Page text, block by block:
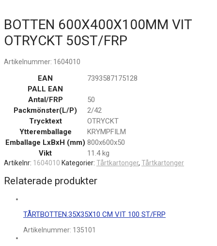
BOTTEN 600X400X100MM VIT
OTRYCKT 50ST/FRP
Artikelnummer: 1604010
EAN
7393587175128
PALL EAN
Antal/FRP
50
Packmönster(L/P)
2/42
Trycktext
OTRYCKT
Ytteremballage
KRYMPFILM
Emballage LxBxH (mm) 800x600x50
Vikt
11.4 kg
Artikelnr: 1604010 Kategorier: Tårtkartonger, Tårtkartonger
Relaterade produkter
TÅRTBOTTEN.35X35X10 CM VIT 100 ST/FRP
Artikelnummer: 135101